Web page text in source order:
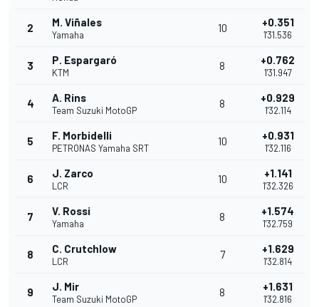
2 M. Viñales
Yamaha
10 +0.351
1'31.536
3 P. Espargaró
KTM
8 +0.762
1'31.947
4 A. Rins
Team Suzuki MotoGP
8 +0.929
1'32.114
5 F. Morbidelli
PETRONAS Yamaha SRT
10 +0.931
1'32.116
6 J. Zarco
LCR
10 +1.141
1'32.326
7 V. Rossi
Yamaha
8 +1.574
1'32.759
8 C. Crutchlow
LCR
7 +1.629
1'32.814
9 J. Mir
Team Suzuki MotoGP
8 +1.631
1'32.816